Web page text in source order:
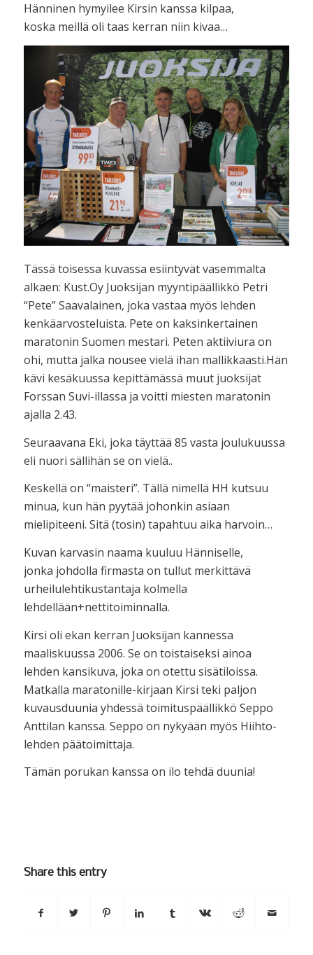
Hänninen hymyilee Kirsin kanssa kilpaa,
koska meillä oli taas kerran niin kivaa…
Tässä toisessa kuvassa esiintyvät vasemmalta
alkaen: Kust.Oy Juoksijan myyntipäällikkö Petri
“Pete” Saavalainen, joka vastaa myös lehden
kenkäarvosteluista. Pete on kaksinkertainen
maratonin Suomen mestari. Peten aktiiviura on
ohi, mutta jalka nousee vielä ihan mallikkaasti.Hän
kävi kesäkuussa kepittämässä muut juoksijat
Forssan Suvi-illassa ja voitti miesten maratonin
ajalla 2.43.
Seuraavana Eki, joka täyttää 85 vasta joulukuussa
eli nuori sällihän se on vielä..
Keskellä on “maisteri”. Tällä nimellä HH kutsuu
minua, kun hän pyytää johonkin asiaan
mielipiteeni. Sitä (tosin) tapahtuu aika harvoin…
Kuvan karvasin naama kuuluu Hänniselle,
jonka johdolla firmasta on tullut merkittävä
urheilulehtikustantaja kolmella
lehdellään+nettitoiminnalla.
Kirsi oli ekan kerran Juoksijan kannessa
maaliskuussa 2006. Se on toistaiseksi ainoa
lehden kansikuva, joka on otettu sisätiloissa.
Matkalla maratonille-kirjaan Kirsi teki paljon
kuvausduunia yhdessä toimituspäällikkö Seppo
Anttilan kanssa. Seppo on nykyään myös Hiihto-
lehden päätoimittaja.
Tämän porukan kanssa on ilo tehdä duunia!
Share this entry